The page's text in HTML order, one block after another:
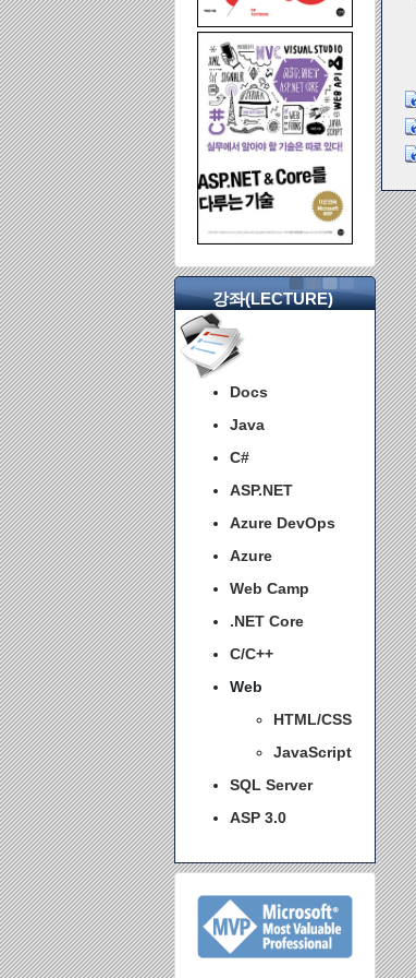
강좌(LECTURE)
Docs
Java
C#
ASP.NET
Azure DevOps
Azure
Web Camp
.NET Core
C/C++
Web
HTML/CSS
JavaScript
SQL Server
ASP 3.0